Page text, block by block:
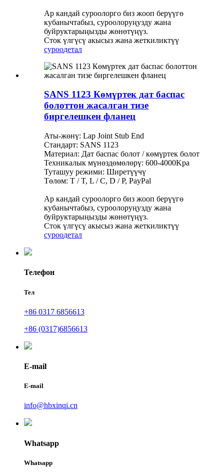
Ар кандай суроолорго биз жооп берүүгө
кубанычтабыз, суроолоруңузду жана
буйруктарыңызды жөнөтүңүз.
Сток үлгүсү акысыз жана жеткиликтүү
суроодетал
SANS 1123 Көмүртек дат баспас
болоттон жасалган тизе
биргелешкен фланец
Аты-жөнү: Lap Joint Stub End
Стандарт: SANS 1123
Материал: Дат баспас болот / көмүртек болот
Техникалык мүнөздөмөлөрү: 600-4000Kpa
Туташуу режими: Ширетүүчү
Төлөм: T / T, L / C, D / P, PayPal
Ар кандай суроолорго биз жооп берүүгө
кубанычтабыз, суроолоруңузду жана
буйруктарыңызды жөнөтүңүз.
Сток үлгүсү акысыз жана жеткиликтүү
суроодетал
Телефон
Тел
+86 0317 6856613
+86 (0317)6856613
E-mail
E-mail
info@hbxinqi.cn
Whatsapp
Whatsapp